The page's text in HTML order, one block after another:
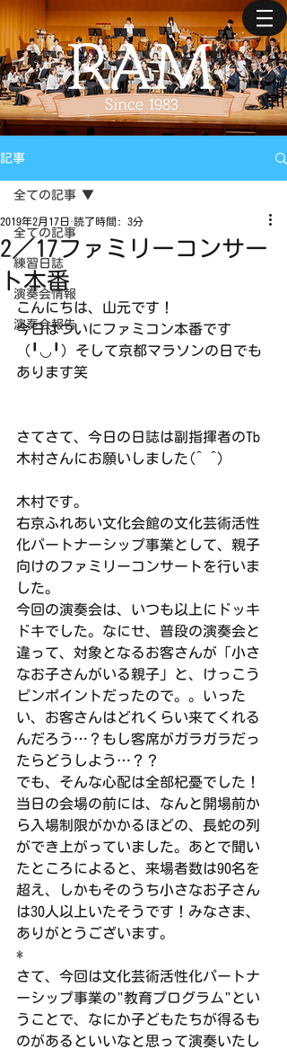
記事
全ての記事
練習日誌
演奏会情報
演奏会報告
全ての記事
2／17ファミリーコンサー
ト本番
2019年2月17日 読了時間: 3分
こんにちは、山元です！
今日はついにファミコン本番です
（╹◡╹）そして京都マラソンの日でも
あります笑
さてさて、今日の日誌は副指揮者のTb
木村さんにお願いしました(^ ^)
木村です。
右京ふれあい文化会館の文化芸術活性
化パートナーシップ事業として、親子
向けのファミリーコンサートを行いま
した。
今回の演奏会は、いつも以上にドッキ
ドキでした。なにせ、普段の演奏会と
違って、対象となるお客さんが「小さ
なお子さんがいる親子」と、けっこう
ピンポイントだったので。。いった
い、お客さんはどれくらい来てくれる
んだろう…？もし客席がガラガラだっ
たらどうしよう…？？
でも、そんな心配は全部杞憂でした！
当日の会場の前には、なんと開場前か
ら入場制限がかかるほどの、長蛇の列
ができ上がっていました。あとで聞い
たところによると、来場者数は90名を
超え、しかもそのうち小さなお子さん
は30人以上いたそうです！みなさま、
ありがとうございます。
*
さて、今回は文化芸術活性化パートナ
ーシップ事業の"教育プログラム"とい
うことで、なにか子どもたちが得るも
のがあるといいなと思って演奏いたし